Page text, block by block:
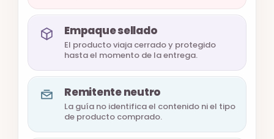
Empaque sellado
El producto viaja cerrado y protegido
hasta el momento de la entrega.
Remitente neutro
La guía no identifica el contenido ni el tipo
de producto comprado.